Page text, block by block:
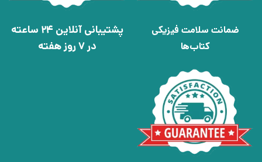
ضمانت سلامت فیزیکی
کتاب‌ها
پشتیبانی آنلاین 24 ساعته
در 7 روز هفته